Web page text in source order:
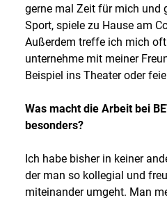
gerne mal Zeit für mich und
Sport, spiele zu Hause am
Außerdem treffe ich mich
unternehme mit meiner
Beispiel ins Theater oder
Was macht die Arbeit bei
besonders?
Ich habe bisher in keiner
der man so kollegial und
miteinander umgeht. Man